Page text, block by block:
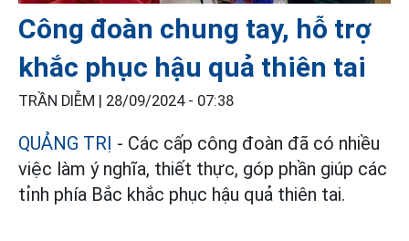
Công đoàn chung tay, hỗ trợ
khắc phục hậu quả thiên tai
TRẦN DIỄM | 28/09/2024 - 07:38
QUẢNG TRỊ - Các cấp công đoàn đã có nhiều
việc làm ý nghĩa, thiết thực, góp phần giúp các
tỉnh phía Bắc khắc phục hậu quả thiên tai.